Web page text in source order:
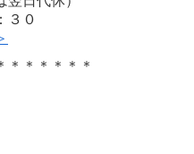
３０
＊＊＊＊＊＊